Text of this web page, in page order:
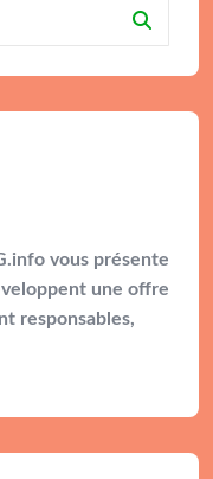
vous présente
une offre
responsables,